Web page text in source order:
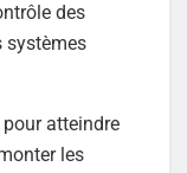
des
systèmes
atteindre
les